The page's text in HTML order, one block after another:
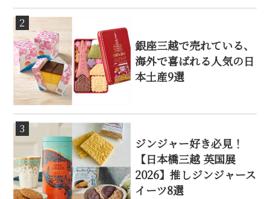
2
銀座三越で売れている、
海外で喜ばれる人気の日
本土産9選
3
ジンジャー好き必見！
【日本橋三越 英国展
2026】推しジンジャース
イーツ8選